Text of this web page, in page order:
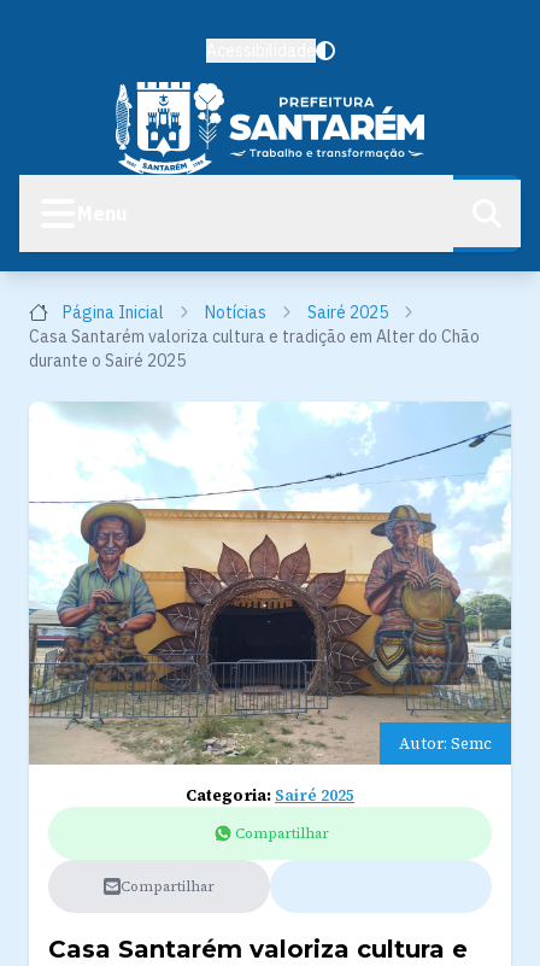
Página Inicial Notícias
Sairé 2025
Casa Santarém valoriza cultura e tradição em Alter do Chão
durante o Sairé 2025
Autor: Semc
Categoria: Sairé 2025
Compartilhar
Compartilhar
Casa Santarém valoriza cultura e